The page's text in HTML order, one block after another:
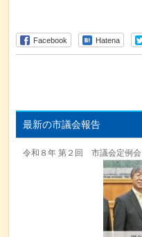
Facebook Hatena
最新の市議会報告
令和８年 第２回 市議会定例会